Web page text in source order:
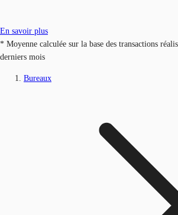
En savoir plus
* Moyenne calculée sur la base des transactions
derniers mois
Bureaux